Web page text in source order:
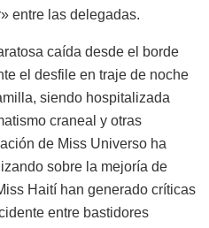
entre las delegadas.
caída desde el borde
el desfile en traje de noche
siendo hospitalizada
craneal y otras
de Miss Universo ha
sobre la mejoría de
Haití han generado críticas
entre bastidores